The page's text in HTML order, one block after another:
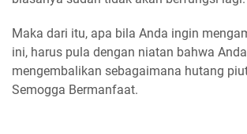
Maka dari itu, apa bila Anda ingin
ini, harus pula dengan niatan bahwa
mengembalikan sebagaimana hutang
Semogga Bermanfaat.